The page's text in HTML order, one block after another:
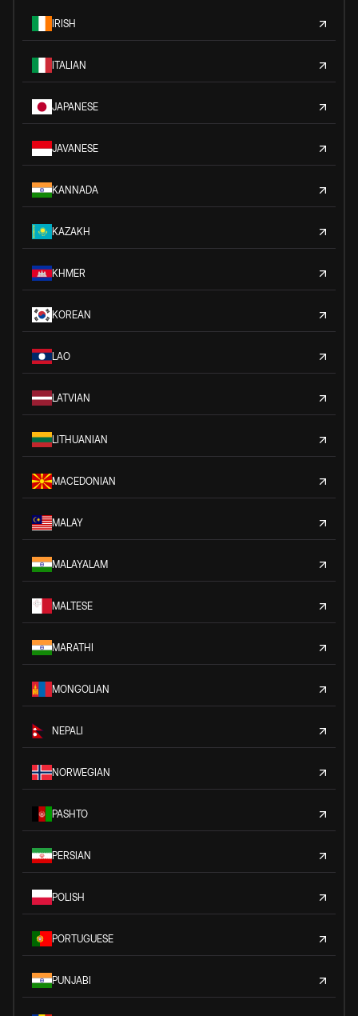
IRISH
ITALIAN
JAPANESE
JAVANESE
KANNADA
KAZAKH
KHMER
KOREAN
LAO
LATVIAN
LITHUANIAN
MACEDONIAN
MALAY
MALAYALAM
MALTESE
MARATHI
MONGOLIAN
NEPALI
NORWEGIAN
PASHTO
PERSIAN
POLISH
PORTUGUESE
PUNJABI